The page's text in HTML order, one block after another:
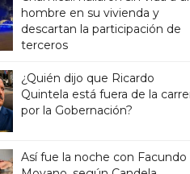
hombre en su vivienda y
descartan la participación de
terceros
¿Quién dijo que Ricardo
Quintela está fuera de la
por la Gobernación?
Así fue la noche con Facundo